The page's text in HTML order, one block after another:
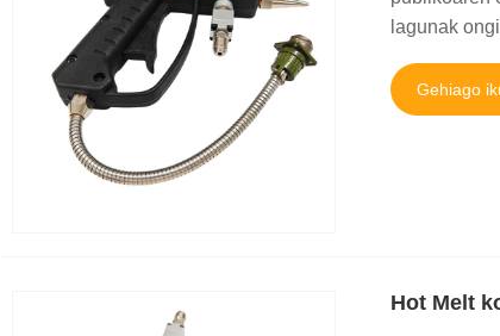
lagunak
Gehiago
Hot Melt